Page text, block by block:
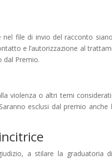
file di invio del racconto
e l’autorizzazione al
dal Premio.
violenza o altri temi
esclusi dal premio anche
a stilare la graduatoria